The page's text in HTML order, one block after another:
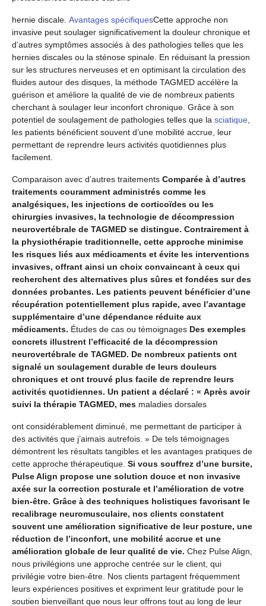
hernie discale. Avantages spécifiquesCette approche non
invasive peut soulager significativement la douleur chronique et
d’autres symptômes associés à des pathologies telles que les
hernies discales ou la sténose spinale. En réduisant la pression
sur les structures nerveuses et en optimisant la circulation des
fluides autour des disques, la méthode TAGMED accélère la
guérison et améliore la qualité de vie de nombreux patients
cherchant à soulager leur inconfort chronique. Grâce à son
potentiel de soulagement de pathologies telles que la sciatique,
les patients bénéficient souvent d’une mobilité accrue, leur
permettant de reprendre leurs activités quotidiennes plus
facilement.
Comparaison avec d’autres traitements Comparée à d’autres
traitements couramment administrés comme les
analgésiques, les injections de corticoïdes ou les
chirurgies invasives, la technologie de décompression
neurovertébrale de TAGMED se distingue. Contrairement à
la physiothérapie traditionnelle, cette approche minimise
les risques liés aux médicaments et évite les interventions
invasives, offrant ainsi un choix convaincant à ceux qui
recherchent des alternatives plus sûres et fondées sur des
données probantes. Les patients peuvent bénéficier d’une
récupération potentiellement plus rapide, avec l’avantage
supplémentaire d’une dépendance réduite aux
médicaments. Études de cas ou témoignages Des exemples
concrets illustrent l’efficacité de la décompression
neurovertébrale de TAGMED. De nombreux patients ont
signalé un soulagement durable de leurs douleurs
chroniques et ont trouvé plus facile de reprendre leurs
activités quotidiennes. Un patient a déclaré : « Après avoir
suivi la thérapie TAGMED, mes maladies dorsales
ont considérablement diminué, me permettant de participer à
des activités que j’aimais autrefois. » De tels témoignages
démontrent les résultats tangibles et les avantages pratiques de
cette approche thérapeutique. Si vous souffrez d’une bursite,
Pulse Align propose une solution douce et non invasive
axée sur la correction posturale et l’amélioration de votre
bien-être. Grâce à des techniques holistiques favorisant le
recalibrage neuromusculaire, nos clients constatent
souvent une amélioration significative de leur posture, une
réduction de l’inconfort, une mobilité accrue et une
amélioration globale de leur qualité de vie. Chez Pulse Align,
nous privilégions une approche centrée sur le client, qui
privilégie votre bien-être. Nos clients partagent fréquemment
leurs expériences positives et expriment leur gratitude pour le
soutien bienveillant que nous leur offrons tout au long de leur